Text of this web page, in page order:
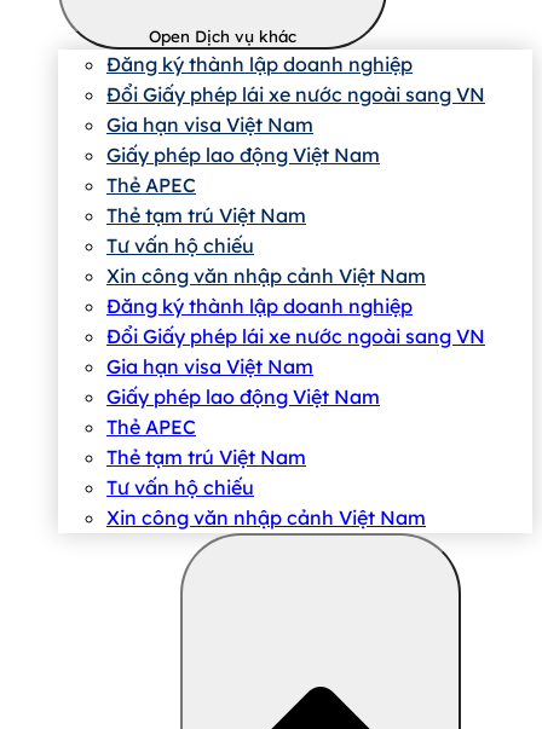
Open Dịch vụ khác
Đăng ký thành lập doanh nghiệp
Đổi Giấy phép lái xe nước ngoài sang VN
Gia hạn visa Việt Nam
Giấy phép lao động Việt Nam
Thẻ APEC
Thẻ tạm trú Việt Nam
Tư vấn hộ chiếu
Xin công văn nhập cảnh Việt Nam
Đăng ký thành lập doanh nghiệp
Đổi Giấy phép lái xe nước ngoài sang VN
Gia hạn visa Việt Nam
Giấy phép lao động Việt Nam
Thẻ APEC
Thẻ tạm trú Việt Nam
Tư vấn hộ chiếu
Xin công văn nhập cảnh Việt Nam